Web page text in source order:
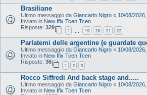
Brasiliane
Ultimo messaggio da Giancarlo Nigro « 10/08/
Inviato in New Ifix Tcen Tcen
Risposte: 329
1 19 20 21 22
Parlatemi delle argentine (e guardate
Ultimo messaggio da Giancarlo Nigro « 10/08/2026,
Inviato in New Ifix Tcen Tcen
Risposte: 36
1 2 3
Rocco Siffredi And back stage and.....
Ultimo messaggio da Giancarlo Nigro « 10/08/
Inviato in New Ifix Tcen Tcen